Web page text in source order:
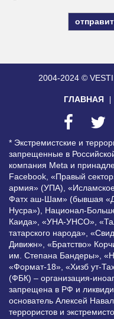
2004-2024 ©
ГЛАВНАЯ
* Экстремистские и
запрещенные в
компания Meta и
Facebook, «Правый
армия» (УПА),
Фатх аш-Шам» (бывшая
Нусра»), Национал-
Каида», «УНА-УНСО»,
татарского народа»,
Дивижн», «Братство»
им. Степана Бандеры»,
«Формат-18», «Хизб ут-
(ФБК) – организация-
запрещена в РФ и
основатель Алексей
террористов и